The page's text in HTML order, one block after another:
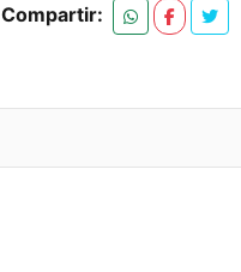
8mm
Compartir: